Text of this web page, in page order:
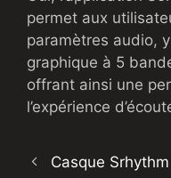
permet aux
paramètres audio,
graphique à 5
offrant ainsi une
l’expérience
Casque